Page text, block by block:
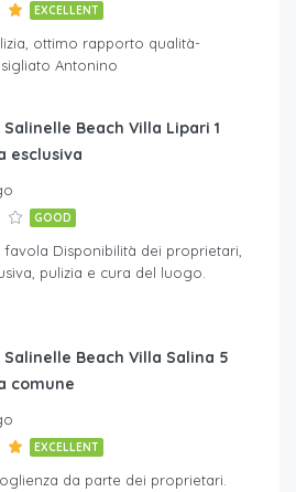
EXCELLENT
ottimo rapporto qualità-
Antonino
Beach Villa Lipari 1
esclusiva
GOOD
favola Disponibilità dei proprietari,
pulizia e cura del luogo.
Salinelle Beach Villa Salina 5
comune
EXCELLENT
da parte dei proprietari.